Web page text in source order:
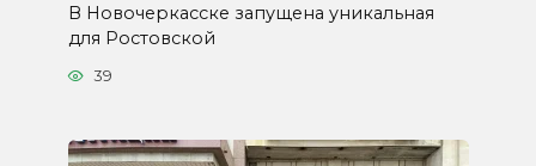
В Новочеркасске запущена уникальная
для Ростовской
39